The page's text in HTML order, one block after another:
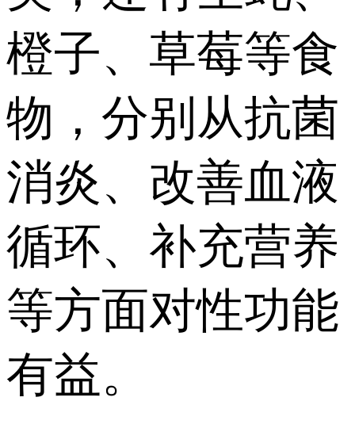
橙子、草莓等食
物，分别从抗菌
消炎、改善血液
循环、补充营养
等方面对性功能
有益。